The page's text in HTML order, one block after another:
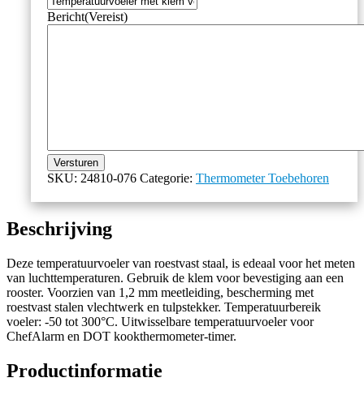
Bericht(Vereist)
Versturen
SKU: 24810-076 Categorie: Thermometer Toebehoren
Beschrijving
Deze temperatuurvoeler van roestvast staal, is edeaal voor het meten
van luchttemperaturen. Gebruik de klem voor bevestiging aan een
rooster. Voorzien van 1,2 mm meetleiding, bescherming met
roestvast stalen vlechtwerk en tulpstekker. Temperatuurbereik
voeler: -50 tot 300°C. Uitwisselbare temperatuurvoeler voor
ChefAlarm en DOT kookthermometer-timer.
Productinformatie